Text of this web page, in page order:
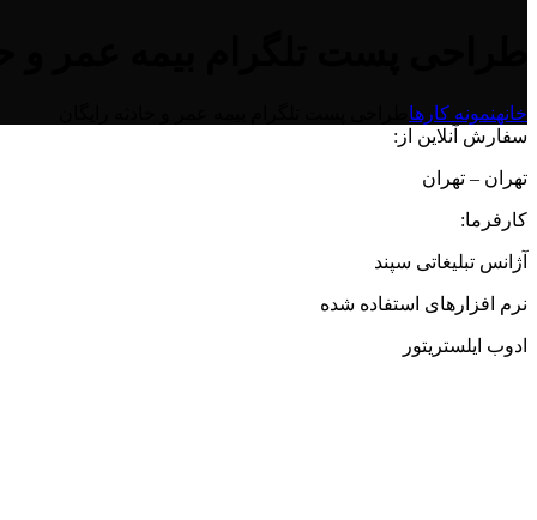
خانهنمونه کارها
سفارش آنلاین از:
تهران – تهران
کارفرما:
آژانس تبلیغاتی سپند
نرم افزارهای استفاده شده
ادوب ایلستریتور